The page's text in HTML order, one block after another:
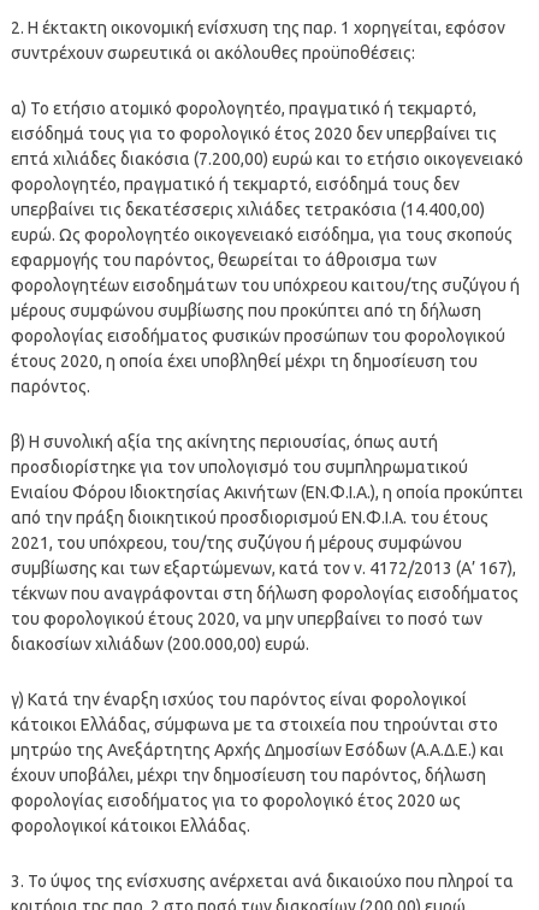
2. Η έκτακτη οικονομική ενίσχυση της παρ. 1 χορηγείται, εφόσον
συντρέχουν σωρευτικά οι ακόλουθες προϋποθέσεις:
α) Το ετήσιο ατομικό φορολογητέο, πραγματικό ή τεκμαρτό,
εισόδημά τους για το φορολογικό έτος 2020 δεν υπερβαίνει τις
επτά χιλιάδες διακόσια (7.200,00) ευρώ και το ετήσιο οικογενειακό
φορολογητέο, πραγματικό ή τεκμαρτό, εισόδημά τους δεν
υπερβαίνει τις δεκατέσσερις χιλιάδες τετρακόσια (14.400,00)
ευρώ. Ως φορολογητέο οικογενειακό εισόδημα, για τους σκοπούς
εφαρμογής του παρόντος, θεωρείται το άθροισμα των
φορολογητέων εισοδημάτων του υπόχρεου καιτου/της συζύγου ή
μέρους συμφώνου συμβίωσης που προκύπτει από τη δήλωση
φορολογίας εισοδήματος φυσικών προσώπων του φορολογικού
έτους 2020, η οποία έχει υποβληθεί μέχρι τη δημοσίευση του
παρόντος.
β) Η συνολική αξία της ακίνητης περιουσίας, όπως αυτή
προσδιορίστηκε για τον υπολογισμό του συμπληρωματικού
Ενιαίου Φόρου Ιδιοκτησίας Ακινήτων (ΕΝ.Φ.Ι.Α.), η οποία προκύπτει
από την πράξη διοικητικού προσδιορισμού ΕΝ.Φ.Ι.Α. του έτους
2021, του υπόχρεου, του/της συζύγου ή μέρους συμφώνου
συμβίωσης και των εξαρτώμενων, κατά τον ν. 4172/2013 (Α’ 167),
τέκνων που αναγράφονται στη δήλωση φορολογίας εισοδήματος
του φορολογικού έτους 2020, να μην υπερβαίνει το ποσό των
διακοσίων χιλιάδων (200.000,00) ευρώ.
γ) Κατά την έναρξη ισχύος του παρόντος είναι φορολογικοί
κάτοικοι Ελλάδας, σύμφωνα με τα στοιχεία που τηρούνται στο
μητρώο της Ανεξάρτητης Αρχής Δημοσίων Εσόδων (Α.Α.Δ.Ε.) και
έχουν υποβάλει, μέχρι την δημοσίευση του παρόντος, δήλωση
φορολογίας εισοδήματος για το φορολογικό έτος 2020 ως
φορολογικοί κάτοικοι Ελλάδας.
3. Το ύψος της ενίσχυσης ανέρχεται ανά δικαιούχο που πληροί τα
κριτήρια της παρ. 2 στο ποσό των διακοσίων (200,00) ευρώ,